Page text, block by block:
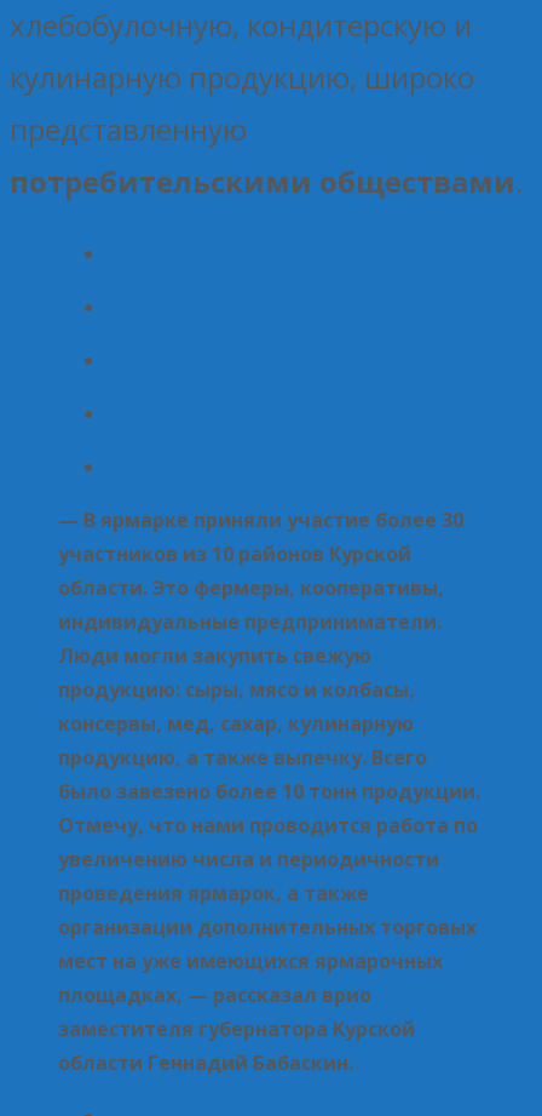
хлебобулочную, кондитерскую и
кулинарную продукцию, широко
представленную
потребительскими обществами.
— В ярмарке приняли участие более 30
участников из 10 районов Курской
области. Это фермеры, кооперативы,
индивидуальные предприниматели.
Люди могли закупить свежую
продукцию: сыры, мясо и колбасы,
консервы, мед, сахар, кулинарную
продукцию, а также выпечку. Всего
было завезено более 10 тонн продукции.
Отмечу, что нами проводится работа по
увеличению числа и периодичности
проведения ярмарок, а также
организации дополнительных торговых
мест на уже имеющихся ярмарочных
площадках, — рассказал врио
заместителя губернатора Курской
области Геннадий Бабаскин.